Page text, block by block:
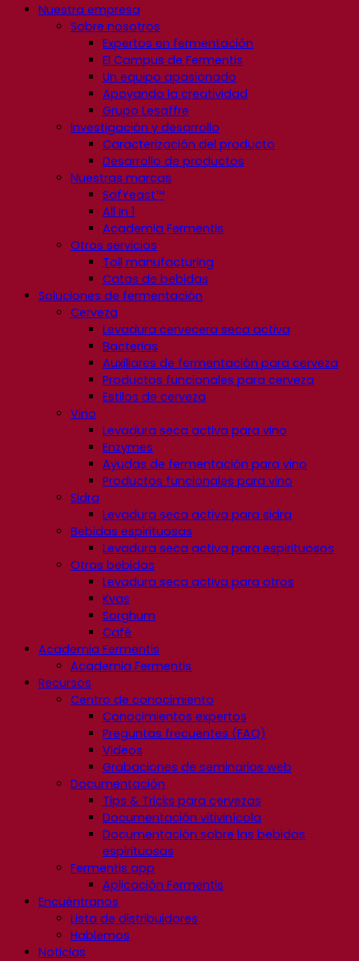
Nuestra empresa
Sobre nosotros
Expertos en fermentación
El Campus de Fermentis
Un equipo apasionado
Apoyando la creatividad
Grupo Lesaffre
Investigación y desarrollo
Caracterización del producto
Desarrollo de productos
Nuestras marcas
SafYeast™
All In 1
Academia Fermentis
Otros servicios
Toll manufacturing
Catas de bebidas
Soluciones de fermentación
Cerveza
Levadura cervecera seca activa
Bacterias
Auxiliares de fermentación para cerveza
Productos funcionales para cerveza
Estilos de cerveza
Vino
Levadura seca activa para vino
Enzymes
Ayudas de fermentación para vino
Productos funcionales para vino
Sidra
Levadura seca activa para sidra
Bebidas espirituosas
Levadura seca activa para espirituosos
Otras bebidas
Levadura seca activa para otros
Kvas
Sorghum
Café
Academia Fermentis
Academia Fermentis
Recursos
Centro de conocimiento
Conocimientos expertos
Preguntas frecuentes (FAQ)
Videos
Grabaciones de seminarios web
Documentación
Tips & Tricks para cervezas
Documentación vitivinícola
Documentación sobre las bebidas
espirituosas
Fermentis app
Aplicación Fermentis
Encuéntranos
Lista de distribuidores
Hablemos
Noticias